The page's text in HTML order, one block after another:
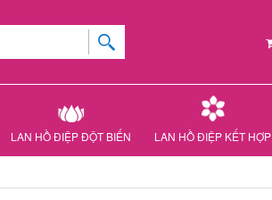
LAN HỒ ĐIỆP ĐỘT BIẾN LAN HỒ ĐIỆP KẾT HỢP